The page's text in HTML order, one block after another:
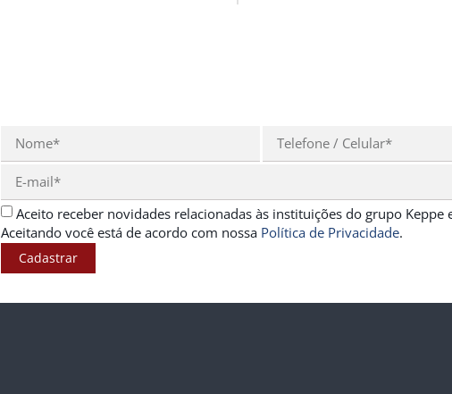
Aceito receber novidades relacionadas às instituições do grupo Keppe
Aceitando você está de acordo com nossa Política de Privacidade.
Cadastrar